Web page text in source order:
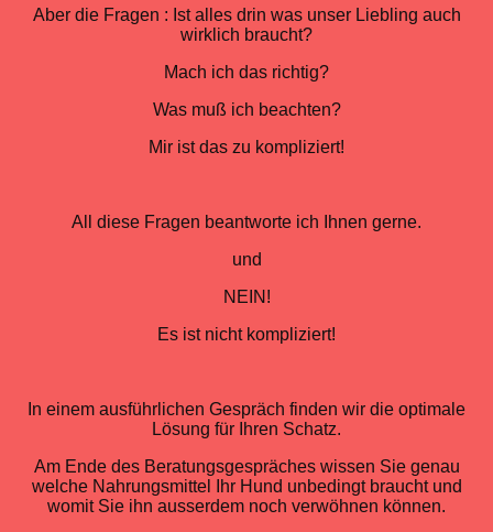
Aber die Fragen : Ist alles drin was unser Liebling auch
wirklich braucht?
Mach ich das richtig?
Was muß ich beachten?
Mir ist das zu kompliziert!
All diese Fragen beantworte ich Ihnen gerne.
und
NEIN!
Es ist nicht kompliziert!
In einem ausführlichen Gespräch finden wir die optimale
Lösung für Ihren Schatz.
Am Ende des Beratungsgespräches wissen Sie genau
welche Nahrungsmittel Ihr Hund unbedingt braucht und
womit Sie ihn ausserdem noch verwöhnen können.